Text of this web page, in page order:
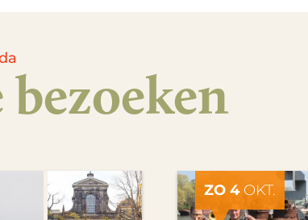
ZO 4OKT.